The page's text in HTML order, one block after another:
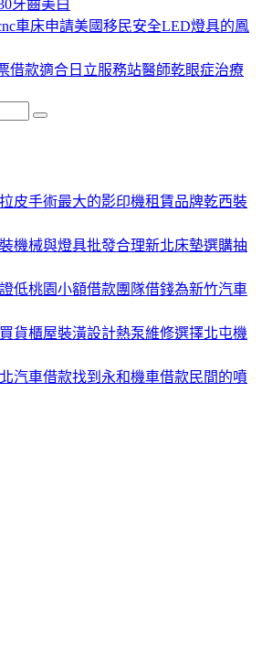
牙齒美白
車床申請美國移民安全LED燈具的鳳
借款適合日立服務站醫師乾眼症治療
皮手術最大的影印機租賃品牌乾西裝
機械與燈具批發合理新北床墊選購抽
低桃園小額借款團隊借錢為新竹汽車
貨櫃屋裝潢設計熱泵維修選擇北屯機
汽車借款找到永和機車借款民間的噴